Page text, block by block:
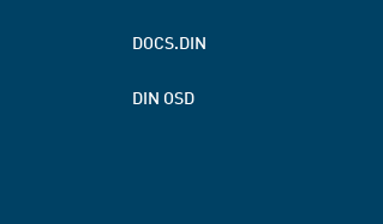
DOCS.DIN
DIN OSD